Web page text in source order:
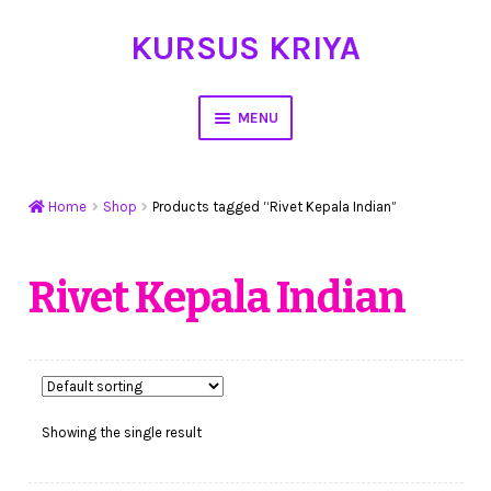
KURSUS KRIYA
MENU
Workshop Membuat Bunga Dari Stocking
My Account
Cart
Home Shop Products tagged “Rivet Kepala Indian”
Rivet Kepala Indian
Showing the single result